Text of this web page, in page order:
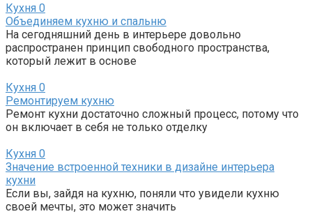
Кухня 0
Объединяем кухню и спальню
На сегодняшний день в интерьере довольно
распространен принцип свободного пространства,
который лежит в основе
Кухня 0
Ремонтируем кухню
Ремонт кухни достаточно сложный процесс, потому что
он включает в себя не только отделку
Кухня 0
Значение встроенной техники в дизайне интерьера
кухни
Если вы, зайдя на кухню, поняли что увидели кухню
своей мечты, это может значить